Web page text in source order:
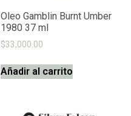
Oleo Gamblin Burnt Umber
1980 37 ml
$33,000.00
Añadir al carrito